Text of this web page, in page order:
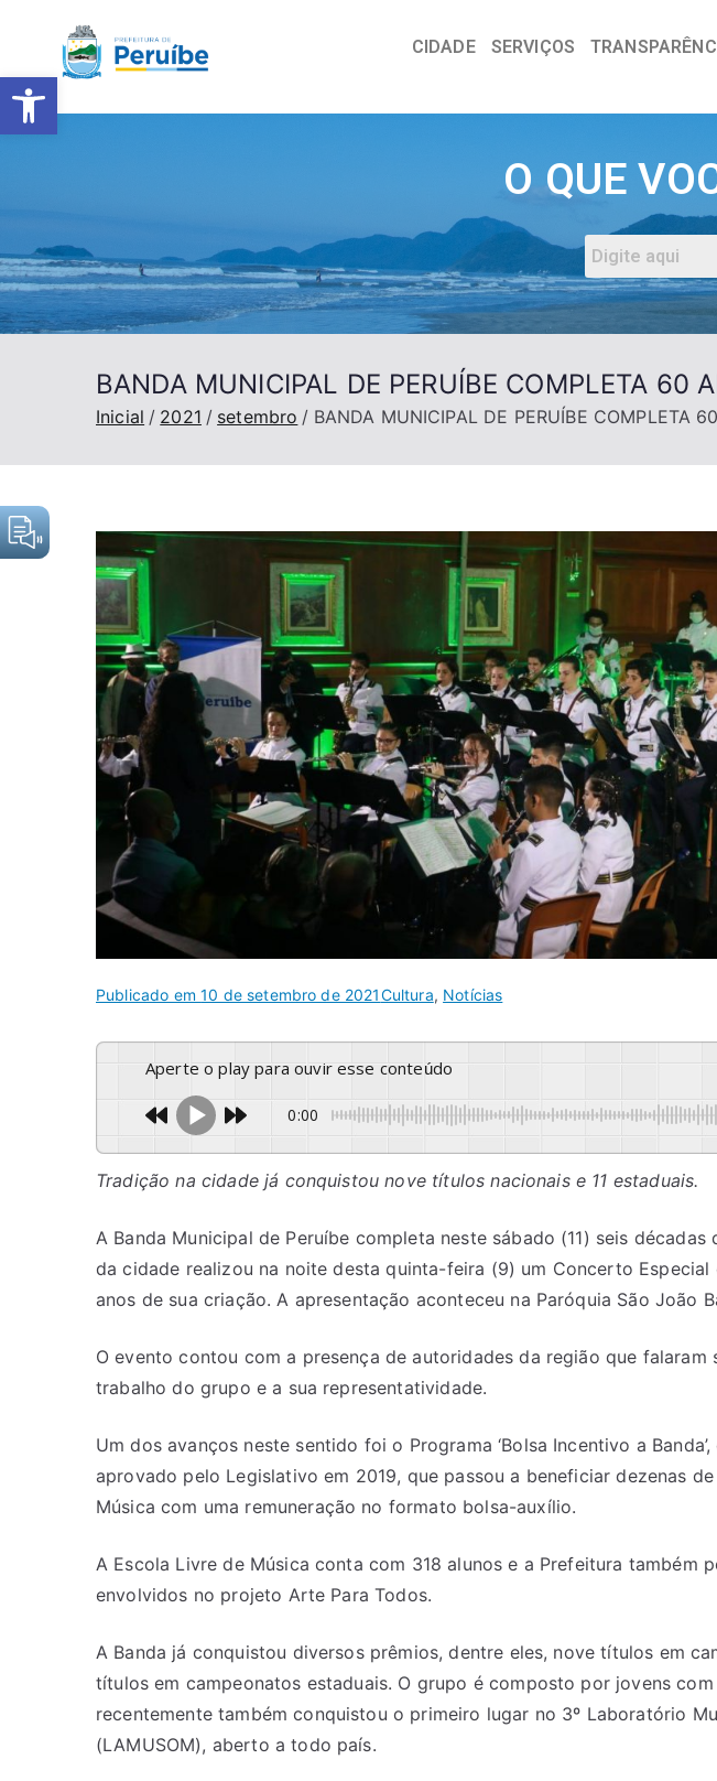
Barra de Ferramentas Aberta
CIDADE SERVIÇOS
O QUE
BANDA MUNICIPAL DE PERUÍBE COMPLETA 60
Inicial 2021 setembro BANDA MUNICIPAL DE PERUÍBE COMPLETA
Publicado em10 de setembro de 2021Cultura, Notícias
Aperte o play para ouvir esse conteúdo
0:00
Tradição na cidade já conquistou nove títulos nacionais e 11 estaduais.
A Banda Municipal de Peruíbe completa neste sábado (11) seis
da cidade realizou na noite desta quinta-feira (9) um Concerto Especial
anos de sua criação. A apresentação aconteceu na Paróquia São João
O evento contou com a presença de autoridades da região que
trabalho do grupo e a sua representatividade.
Um dos avanços neste sentido foi o Programa ‘Bolsa Incentivo a
aprovado pelo Legislativo em 2019, que passou a beneficiar dezenas
Música com uma remuneração no formato bolsa-auxílio.
A Escola Livre de Música conta com 318 alunos e a Prefeitura também
envolvidos no projeto Arte Para Todos.
A Banda já conquistou diversos prêmios, dentre eles, nove títulos em
títulos em campeonatos estaduais. O grupo é composto por jovens
recentemente também conquistou o primeiro lugar no 3º Laboratório
(LAMUSOM), aberto a todo país.